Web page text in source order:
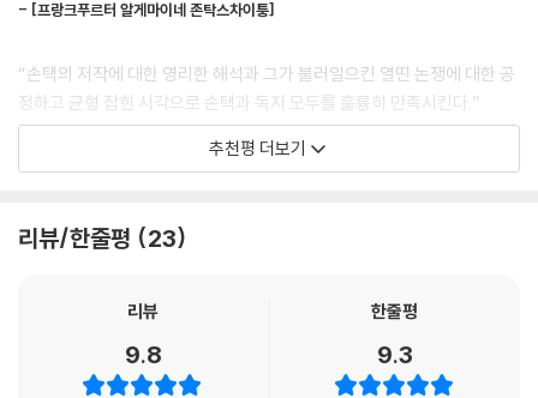
중이라고요!’라고 했습니다. 저는 손택을 안으며 말했죠. ‘당신 완전히 정신
에도 졸았다고 생각되는 게 싫었던 거죠!”
---「삶과 내세 1998-2001」중에서
“다 같이 슬퍼하자. 그러나 다 같이 바보가 되지는 말자.”(2001) 초창기부
분야에서 변함없는 무게로 지금껏 널리 인용된다.
고급과 저급, 젊음과 늙음, 여성과 남성, 예술과 예술 아닌 것 따위의 경계
를 무화한 특유의 재범주화 작업은 도어스와 「토이 스토리」를 향유하면서
도 바르트와 정신의 삶을 논하는 것이 어떻게 가능한지, 그리고 그것이 얼
것 자체가 얼마나 신나고 흥분되는 일인지를 강렬히 증언함으로써 뉴욕 지
삶 혹은 공동체의 역사에 미치는 영향에 관한 연구)로 그러한 사유의 가치
를 현실세계에서 급진적이고 대담하게 밀어붙였다.
- [프랑크푸르터 알게마이네 존탁스차이퉁]
“손택의 저작에 대한 영리한 해석과 그가 불러일으킨 열띤 논쟁에 대한 공
정하고 균형 잡힌 시각으로 손택과 독자 모두를 훌륭히 만족시킨다.”
낸다는 것은 기념비적인 작업이다. 불가분하게 뒤엉킨 문학적 관능과 인간
한 경배로 조명해낸다.”
- 마리아 포포바 ([브레인 피킹스])
추천평 더보기
리뷰/한줄평 23
리뷰
9.8
한줄평
9.3